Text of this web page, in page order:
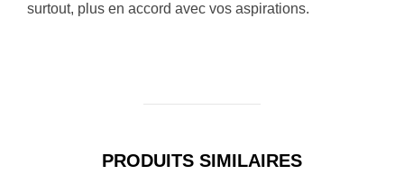
surtout, plus en accord avec vos aspirations.
PRODUITS SIMILAIRES